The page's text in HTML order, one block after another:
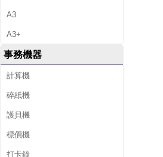
A3
A3+
事務機器
計算機
碎紙機
護貝機
標價機
打卡鐘